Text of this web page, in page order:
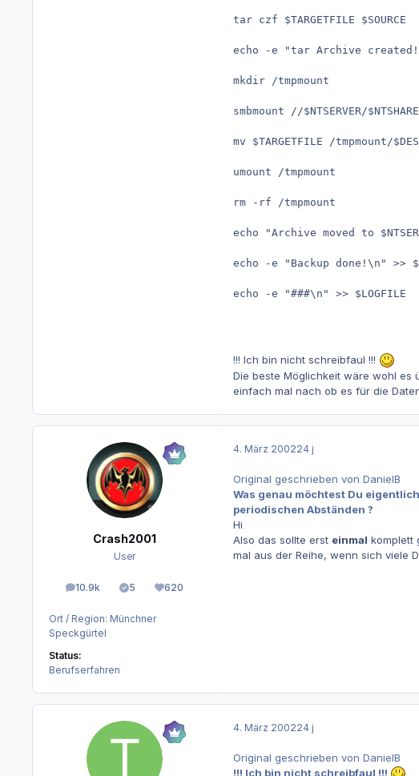
tar czf $TARGETFILE $SOURCE
echo -e "tar Archive created!
mkdir /tmpmount
smbmount //$NTSERVER/
mv $TARGETFILE /tmpmount/
umount /tmpmount
rm -rf /tmpmount
echo "Archive moved to
echo -e "Backup done!\n" >>
echo -e "###\n" >> $LOGFILE
!!! Ich bin nicht schreibfaul !!!
Die beste Möglichkeit wäre wohl es
einfach mal nach ob es für die
Crash2001
User
10.9k
Beiträge 5
Lösungen620
Reputation
Ort / Region: Münchner
Speckgürtel
Status:
Berufserfahren
4. März 200224 j
Original geschrieben von DanielB
Was genau möchtest Du
periodischen Abständen ?
Hi
Also das sollte erst einmal komplett
mal aus der Reihe, wenn sich viele
4. März 200224 j
Original geschrieben von DanielB
!!! Ich bin nicht schreibfaul !!!